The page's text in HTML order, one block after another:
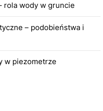
rola wody w gruncie
– podobieństwa i
w piezometrze